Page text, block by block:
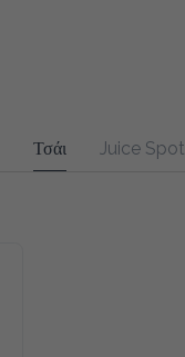
Τσάι Juice Spot